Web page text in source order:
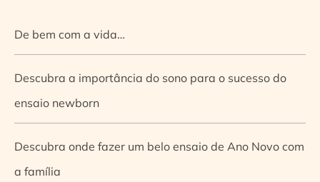
De bem com a vida…
Descubra a importância do sono para o sucesso do
ensaio newborn
Descubra onde fazer um belo ensaio de Ano Novo com
a família